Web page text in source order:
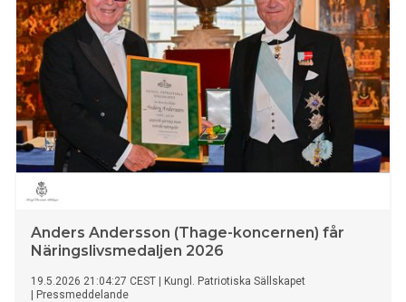
Anders Andersson (Thage-koncernen) får
Näringslivsmedaljen 2026
19.5.2026 21:04:27 CEST
Kungl. Patriotiska Sällskapet
Pressmeddelande